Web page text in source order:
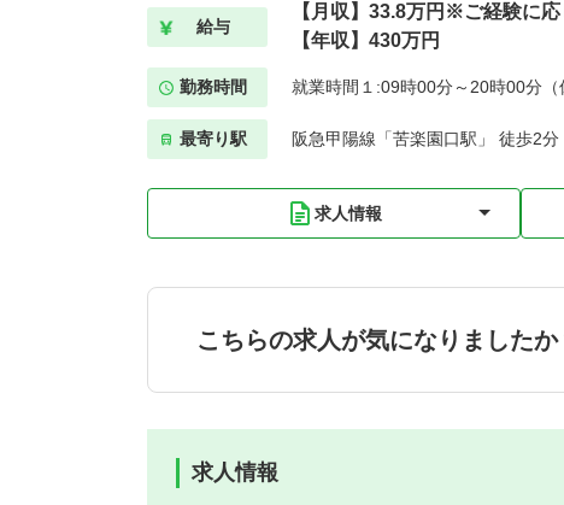
給与
【月収】33.8万円※ご経験に応
【年収】430万円
勤務時間 就業時間１:09時00分～20時00分（
最寄り駅 阪急甲陽線「苦楽園口駅」 徒歩2分
求人情報
こちらの求人が気になりましたか
求人情報